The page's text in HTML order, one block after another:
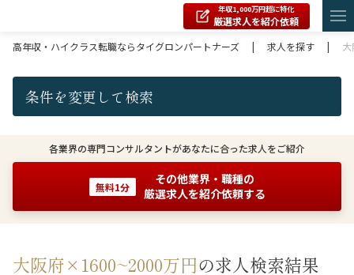
年収1,000万円超に特化
厳選求人を紹介依頼
高年収・ハイクラス転職ならタイグロンパートナーズ
| 求人を探す |
条件を変更して検索
各業界の専門コンサルタントがあなたに合った求人をご紹介
無料1分
その他業界・職種の
厳選求人を紹介依頼する
大阪府×1600~2000万円の求人検索結果